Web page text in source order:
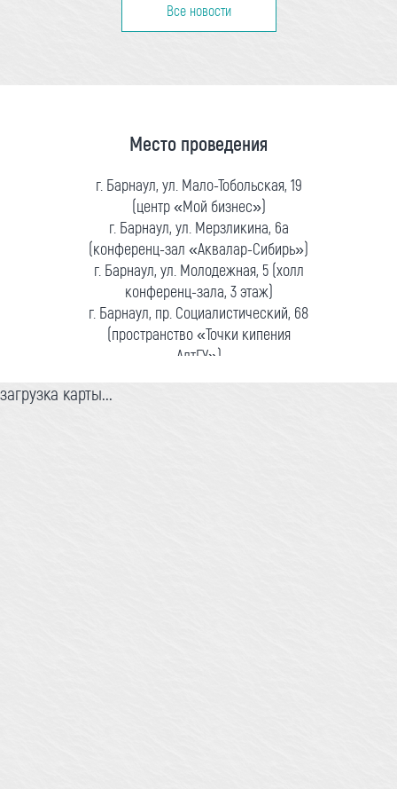
Все новости
Место проведения
г. Барнаул, ул. Мало-Тобольская, 19
(центр «Мой бизнес»)
г. Барнаул, ул. Мерзликина, 6а
(конференц-зал «Аквалар-Сибирь»)
г. Барнаул, ул. Молодежная, 5 (холл
конференц-зала, 3 этаж)
г. Барнаул, пр. Социалистический, 68
(пространство «Точки кипения
АлтГУ»)
загрузка карты...